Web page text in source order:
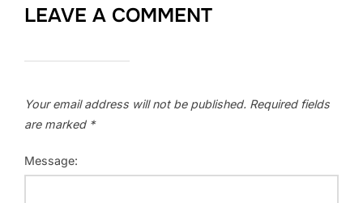
LEAVE A COMMENT
Your email address will not be published. Required fields
are marked *
Message: